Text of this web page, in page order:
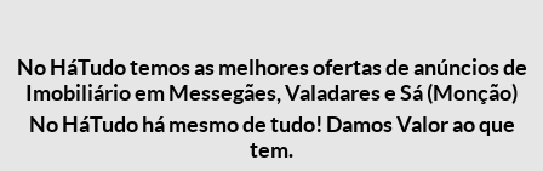
No HáTudo temos as melhores ofertas de anúncios de
Imobiliário em Messegães, Valadares e Sá (Monção)
No HáTudo há mesmo de tudo! Damos Valor ao que
tem.